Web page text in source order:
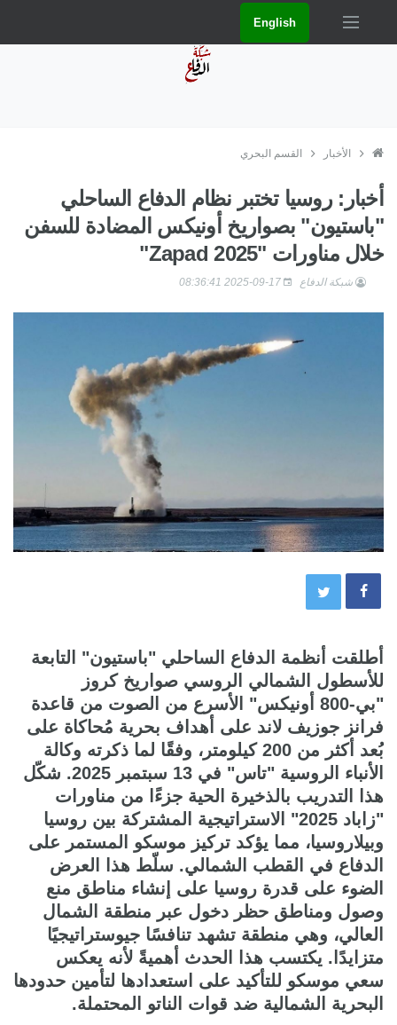
English
الأخبار القسم البحري
أخبار: روسيا تختبر نظام الدفاع الساحلي
"باستيون" بصواريخ أونيكس المضادة للسفن
خلال مناورات "Zapad 2025"
شبكة الدفاع
أطلقت أنظمة الدفاع الساحلي "باستيون" التابعة
للأسطول الشمالي الروسي صواريخ كروز
"بي-800 أونيكس" الأسرع من الصوت من قاعدة
فرانز جوزيف لاند على أهداف بحرية مُحاكاة على
بُعد أكثر من 200 كيلومتر، وفقًا لما ذكرته وكالة
الأنباء الروسية "تاس" في 13 سبتمبر 2025. شكّل
هذا التدريب بالذخيرة الحية جزءًا من مناورات
"زاباد 2025" الاستراتيجية المشتركة بين روسيا
وبيلاروسيا، مما يؤكد تركيز موسكو المستمر على
الدفاع في القطب الشمالي. سلّط هذا العرض
الضوء على قدرة روسيا على إنشاء مناطق منع
وصول ومناطق حظر دخول عبر منطقة الشمال
العالي، وهي منطقة تشهد تنافسًا جيوستراتيجيًا
متزايدًا. يكتسب هذا الحدث أهميةً لأنه يعكس
سعي موسكو للتأكيد على استعدادها لتأمين حدودها
البحرية الشمالية ضد قوات الناتو المحتملة.